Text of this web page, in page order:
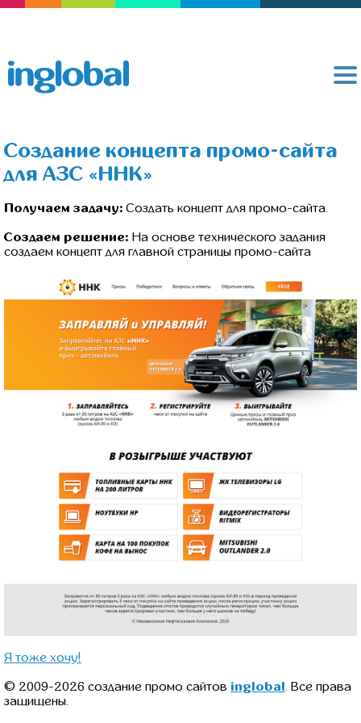
Создание концепта промо-сайта
для АЗС «ННК»
Получаем задачу:Создать концепт для промо-сайта.
Создаем решение: На основе технического задания
создаем концепт для главной страницы промо-сайта
Я тоже хочу!
© 2009-2026 создание промо сайтов inglobal . Все права
защищены.